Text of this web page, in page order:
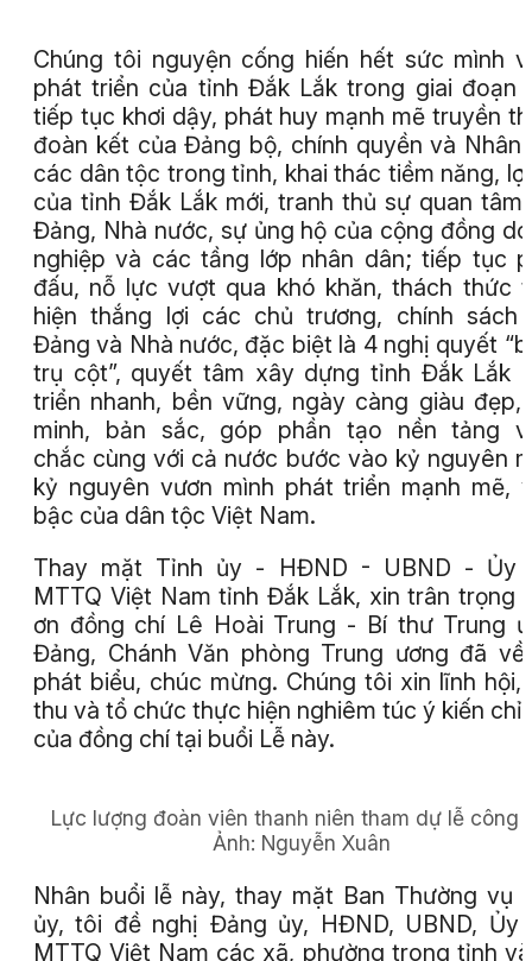
Chúng tôi nguyện cống hiến hết sức mình
phát triển của tỉnh Đắk Lắk trong giai đoạn
tiếp tục khơi dậy, phát huy mạnh mẽ truyền
đoàn kết của Đảng bộ, chính quyền và Nhân
các dân tộc trong tỉnh, khai thác tiềm năng,
của tỉnh Đắk Lắk mới, tranh thủ sự quan tâm
Đảng, Nhà nước, sự ủng hộ của cộng đồng
nghiệp và các tầng lớp nhân dân; tiếp tục
đấu, nỗ lực vượt qua khó khăn, thách thức
hiện thắng lợi các chủ trương, chính sách
Đảng và Nhà nước, đặc biệt là 4 nghị quyết
trụ cột”, quyết tâm xây dựng tỉnh Đắk Lắk
triển nhanh, bền vững, ngày càng giàu đẹp,
minh, bản sắc, góp phần tạo nền tảng
chắc cùng với cả nước bước vào kỷ nguyên
kỷ nguyên vươn mình phát triển mạnh mẽ,
bậc của dân tộc Việt Nam.
Thay mặt Tỉnh ủy - HĐND - UBND - Ủy
MTTQ Việt Nam tỉnh Đắk Lắk, xin trân trọng
ơn đồng chí Lê Hoài Trung - Bí thư Trung
Đảng, Chánh Văn phòng Trung ương đã
phát biểu, chúc mừng. Chúng tôi xin lĩnh hội,
thu và tổ chức thực hiện nghiêm túc ý kiến chỉ
của đồng chí tại buổi Lễ này.
Lực lượng đoàn viên thanh niên tham dự lễ công
Ảnh: Nguyễn Xuân
Nhân buổi lễ này, thay mặt Ban Thường vụ
ủy, tôi đề nghị Đảng ủy, HĐND, UBND, Ủy
MTTQ Việt Nam các xã, phường trong tỉnh